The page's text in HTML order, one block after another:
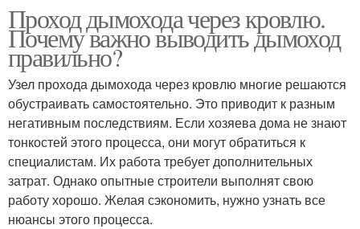
Проход дымохода через кровлю.
Почему важно выводить дымоход
правильно?
Узел прохода дымохода через кровлю многие решаются
обустраивать самостоятельно. Это приводит к разным
негативным последствиям. Если хозяева дома не знают
тонкостей этого процесса, они могут обратиться к
специалистам. Их работа требует дополнительных
затрат. Однако опытные строители выполнят свою
работу хорошо. Желая сэкономить, нужно узнать все
нюансы этого процесса.